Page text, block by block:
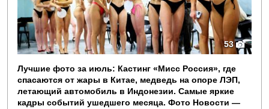
53
Лучшие фото за июль: Кастинг «Мисс Россия», где
спасаются от жары в Китае, медведь на опоре ЛЭП,
летающий автомобиль в Индонезии. Самые яркие
кадры событий ушедшего месяца. Фото Новости —